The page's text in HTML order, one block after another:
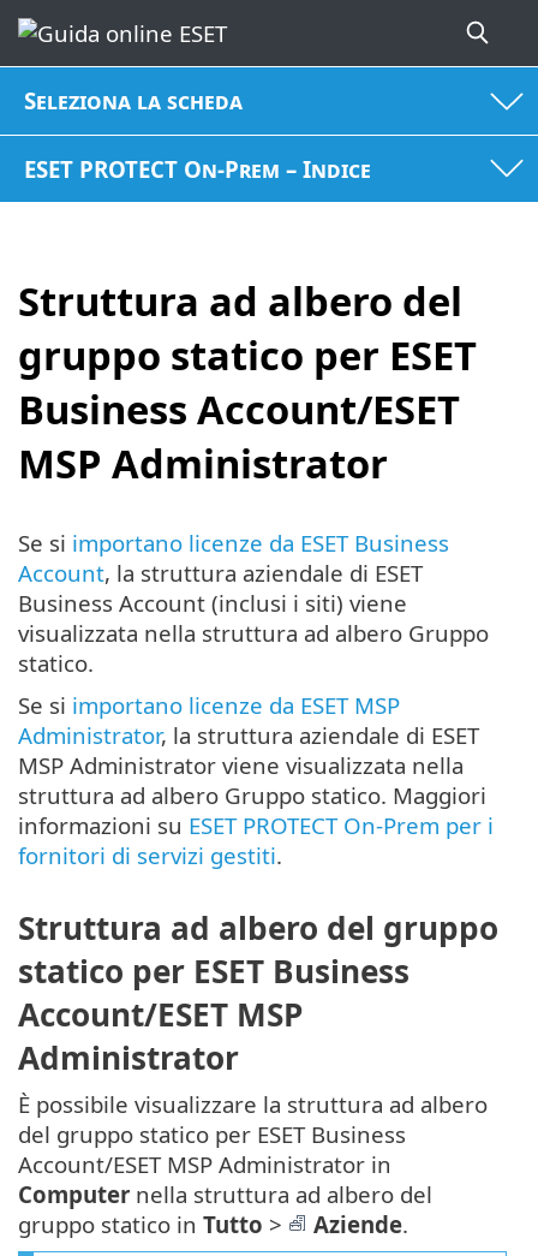
Seleziona la scheda
ESET PROTECT On-Prem – Indice
Struttura ad albero del
gruppo statico per ESET
Business Account/ESET
MSP Administrator
Se si importano licenze da ESET Business
Account, la struttura aziendale di ESET
Business Account (inclusi i siti) viene
visualizzata nella struttura ad albero Gruppo
statico.
Se si importano licenze da ESET MSP
Administrator, la struttura aziendale di ESET
MSP Administrator viene visualizzata nella
struttura ad albero Gruppo statico. Maggiori
informazioni su ESET PROTECT On-Prem per i
fornitori di servizi gestiti.
Struttura ad albero del gruppo
statico per ESET Business
Account/ESET MSP
Administrator
È possibile visualizzare la struttura ad albero
del gruppo statico per ESET Business
Account/ESET MSP Administrator in
Computer nella struttura ad albero del
gruppo statico in Tutto > Aziende.